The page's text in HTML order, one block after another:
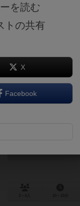
マル
を読む
トの共有
X
Facebook